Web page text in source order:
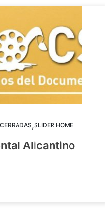
,SLIDER HOME
Alicantino